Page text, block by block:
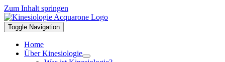
Zum Inhalt springen
Toggle Navigation
Home
Über Kinesiologie